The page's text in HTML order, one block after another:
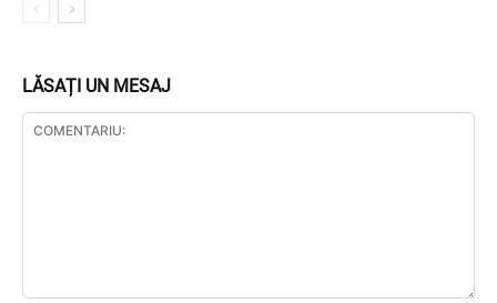
LĂSAȚI UN MESAJ